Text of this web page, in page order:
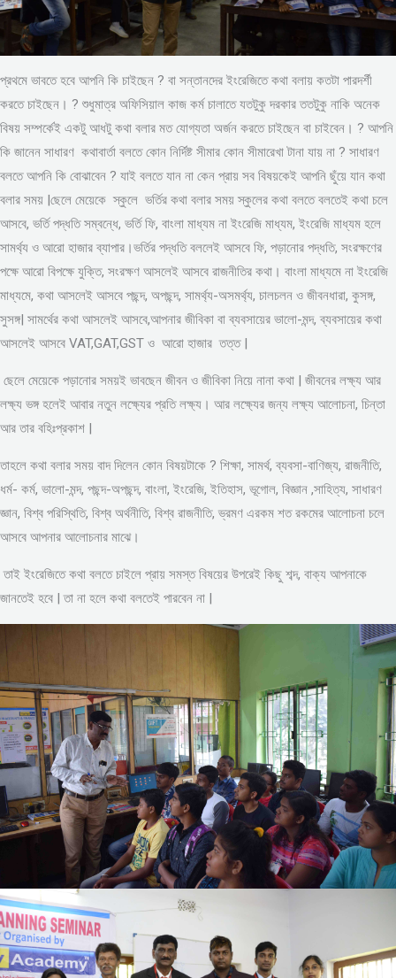
প্রথমে ভাবতে হবে আপনি কি চাইছেন ? বা সন্তানদের ইংরেজিতে কথা বলায় কতটা পারদর্শী
করতে চাইছেন। ? শুধুমাত্র অফিসিয়াল কাজ কর্ম চালাতে যতটুকু দরকার ততটুকু নাকি অনেক
বিষয় সম্পর্কেই একটু আধটু কথা বলার মত যোগ্যতা অর্জন করতে চাইছেন বা চাইবেন। ? আপনি
কি জানেন সাধারণ কথাবার্তা বলতে কোন নির্দিষ্ট সীমার কোন সীমারেখা টানা যায় না ? সাধারণ
বলতে আপনি কি বোঝাবেন ? যাই বলতে যান না কেন প্রায় সব বিষয়কেই আপনি ছুঁয়ে যান কথা
বলার সময় |ছেলে মেয়েকে স্কুলে ভর্তির কথা বলার সময় স্কুলের কথা বলতে বলতেই কথা চলে
আসবে, ভর্তি পদ্ধতি সম্বন্ধে, ভর্তি ফি, বাংলা মাধ্যম না ইংরেজি মাধ্যম, ইংরেজি মাধ্যম হলে
সামর্থ্য ও আরো হাজার ব্যাপার।ভর্তির পদ্ধতি বললেই আসবে ফি, পড়ানোর পদ্ধতি, সংরক্ষণের
পক্ষে আরো বিপক্ষে যুক্তি, সংরক্ষণ আসলেই আসবে রাজনীতির কথা। বাংলা মাধ্যমে না ইংরেজি
মাধ্যমে, কথা আসলেই আসবে পছন্দ, অপছন্দ, সামর্থ্য-অসমর্থ্য, চালচলন ও জীবনধারা, কুসঙ্গ,
সুসঙ্গ| সামর্থের কথা আসলেই আসবে,আপনার জীবিকা বা ব্যবসায়ের ভালো-মন্দ, ব্যবসায়ের কথা
আসলেই আসবে VAT,GAT,GST ও আরো হাজার তত্ত |
ছেলে মেয়েকে পড়ানোর সময়ই ভাবছেন জীবন ও জীবিকা নিয়ে নানা কথা | জীবনের লক্ষ্য আর
লক্ষ্য ভঙ্গ হলেই আবার নতুন লক্ষ্যের প্রতি লক্ষ্য। আর লক্ষ্যের জন্য লক্ষ্য আলোচনা, চিন্তা
আর তার বহিঃপ্রকাশ |
তাহলে কথা বলার সময় বাদ দিলেন কোন বিষয়টাকে ? শিক্ষা, সামর্থ, ব্যবসা-বাণিজ্য, রাজনীতি,
ধর্ম- কর্ম, ভালো-মন্দ, পছন্দ-অপছন্দ, বাংলা, ইংরেজি, ইতিহাস, ভূগোল, বিজ্ঞান ,সাহিত্য, সাধারণ
জ্ঞান, বিশ্ব পরিস্থিতি, বিশ্ব অর্থনীতি, বিশ্ব রাজনীতি, ভ্রমণ এরকম শত রকমের আলোচনা চলে
আসবে আপনার আলোচনার মাঝে।
তাই ইংরেজিতে কথা বলতে চাইলে প্রায় সমস্ত বিষয়ের উপরেই কিছু শব্দ, বাক্য আপনাকে
জানতেই হবে | তা না হলে কথা বলতেই পারবেন না |